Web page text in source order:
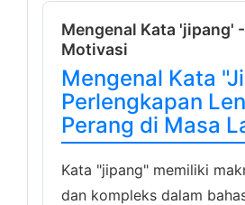
Mengenal Kata 'jipang'
Motivasi
Mengenal Kata
Perlengkapan
Perang di Masa
Kata "jipang" memiliki
dan kompleks dalam